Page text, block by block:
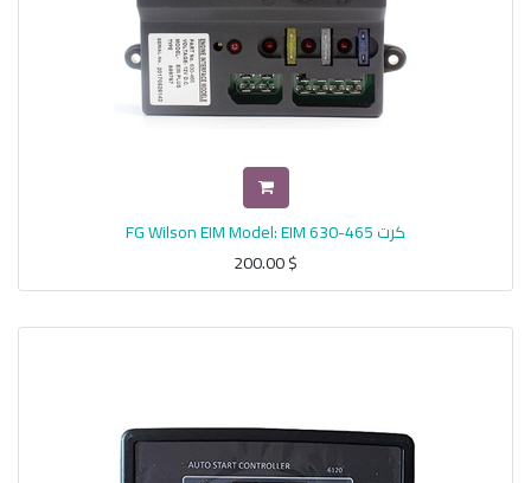
كرت FG Wilson EIM Model: EIM 630-465
$
200.00